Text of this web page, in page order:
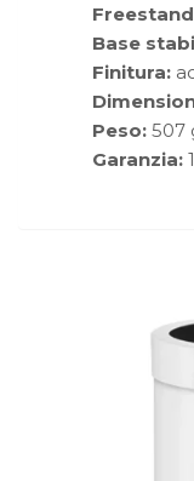
Base
Finitura:
Peso: 507
Garanzia: